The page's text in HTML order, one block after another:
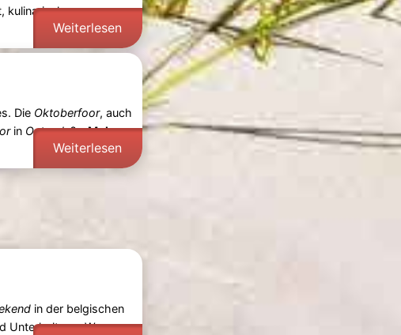
kulinarischer
Weiterlesen
Die Oktoberfoor, auch
in Ostende? -Mehr
Weiterlesen
in der belgischen
Unterhaltung. Was